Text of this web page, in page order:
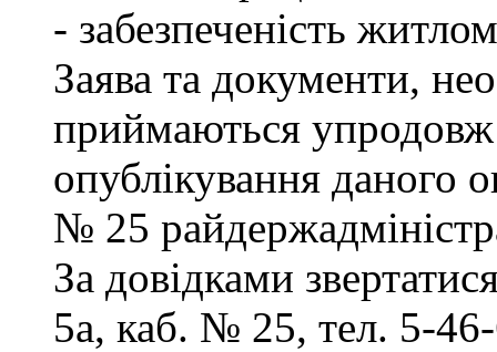
- забезпеченість
Заява та документи,
приймаються упродовж
опублікування даного
№ 25
За довідками
5а, каб. № 25, тел. 5-